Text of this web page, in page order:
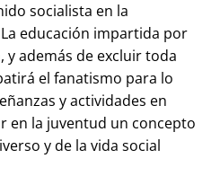
socialista en la
educación impartida por
y además de excluir toda
el fanatismo para lo
y actividades en
en la juventud un concepto
y de la vida social